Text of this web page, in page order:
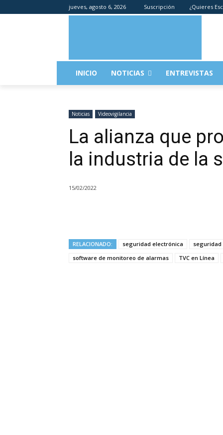
jueves, agosto 6, 2026 Suscripción ¿Quieres
INICIO NOTICIAS ENTREVISTAS
Noticias Videovigilancia
La alianza que
la industria de la
15/02/2022
RELACIONADO: seguridad electrónica
seguridad
software de monitoreo de alarmas
TVC en Línea